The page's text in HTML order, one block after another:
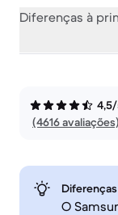
Diferenças à
(4616 avaliações)
O